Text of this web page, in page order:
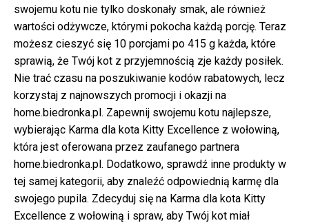
swojemu kotu nie tylko doskonały smak, ale również
wartości odżywcze, którymi pokocha każdą porcję. Teraz
możesz cieszyć się 10 porcjami po 415 g każda, które
sprawią, że Twój kot z przyjemnością zje każdy posiłek.
Nie trać czasu na poszukiwanie kodów rabatowych, lecz
korzystaj z najnowszych promocji i okazji na
home.biedronka.pl. Zapewnij swojemu kotu najlepsze,
wybierając Karma dla kota Kitty Excellence z wołowiną,
która jest oferowana przez zaufanego partnera
home.biedronka.pl. Dodatkowo, sprawdź inne produkty w
tej samej kategorii, aby znaleźć odpowiednią karmę dla
swojego pupila. Zdecyduj się na Karma dla kota Kitty
Excellence z wołowiną i spraw, aby Twój kot miał